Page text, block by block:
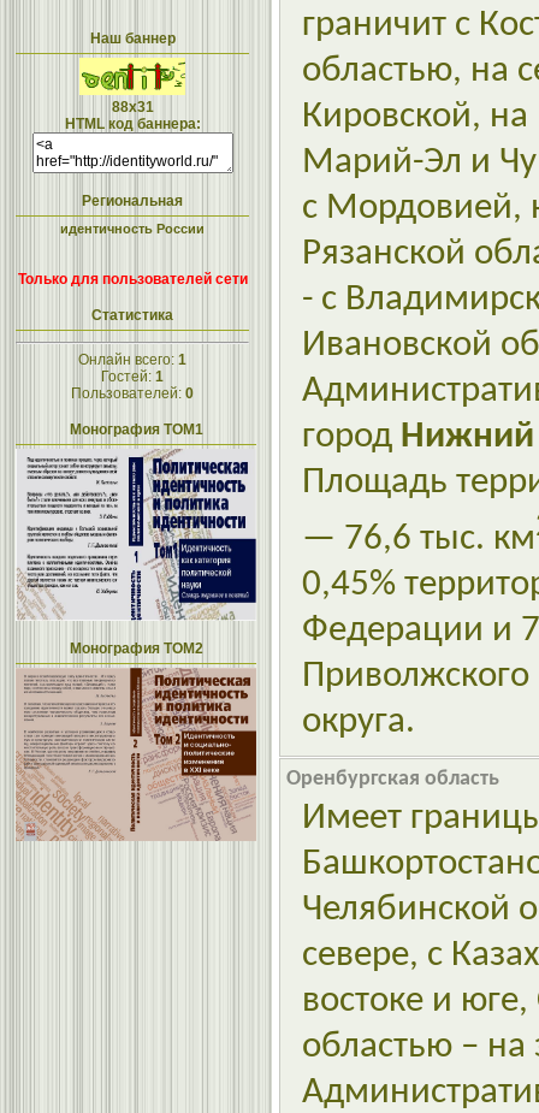
Наш баннер
88x31
HTML код баннера:
Региональная
идентичность России
Только для пользователей сети
Статистика
Онлайн всего: 1
Гостей: 1
Пользователей: 0
Монография ТОМ1
Монография ТОМ2
граничит с
областью, на
Кировской, на
Марий-Эл и
с Мордовией,
Рязанской
- с
Ивановской
город Нижний
Площадь
— 76,6 тыс. км
0,45%
Федерации и
округа.
Оренбургская область
Имеет
Челябинской
севере, с
востоке и
областью – на